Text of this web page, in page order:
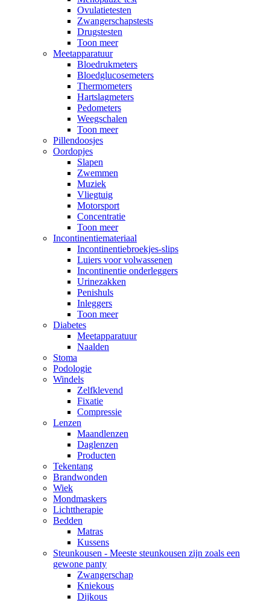
Ovulatietesten
Zwangerschapstests
Drugstesten
Toon meer
Meetapparatuur
Bloedrukmeters
Bloedglucosemeters
Thermometers
Hartslagmeters
Pedometers
Weegschalen
Toon meer
Pillendoosjes
Oordopjes
Slapen
Zwemmen
Muziek
Vliegtuig
Motorsport
Concentratie
Toon meer
Incontinentiemateriaal
Incontinentiebroekjes-slips
Luiers voor volwassenen
Incontinentie onderleggers
Urinezakken
Penishuls
Inleggers
Toon meer
Diabetes
Meetapparatuur
Naalden
Stoma
Podologie
Windels
Zelfklevend
Fixatie
Compressie
Lenzen
Maandlenzen
Daglenzen
Producten
Tekentang
Brandwonden
Wiek
Mondmaskers
Lichttherapie
Bedden
Matras
Kussens
Steunkousen - Meeste steunkousen zijn zoals een
gewone panty
Zwangerschap
Kniekous
Dijkous